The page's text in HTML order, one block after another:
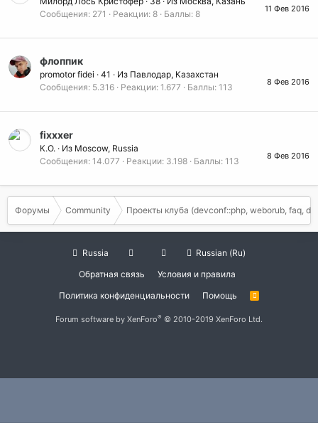
11 Фев 2016
Сообщения 271 Реакции 8 Баллы 8
8 Фев 2016
флоппик
promotor fidei · 41 · Из Павлодар, Казахстан
Сообщения 5.316 Реакции 1.677 Баллы 113
8 Фев 2016
fixxxer
К.О. · Из Moscow, Russia
Сообщения 14.077 Реакции 3.198 Баллы 113
Форумы Community Проекты клуба (devconf::php, weborub, faq,
Russia
Russian (Ru)
Обратная связь
Условия и правила
Политика конфиденциальности
Помощь
R
Forum software by XenForo® © 2010-2019 XenForo Ltd.